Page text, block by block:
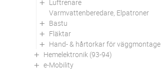
Luftrenare
Varmvattenberedare, Elpatroner
Bastu
Fläktar
Hand- & hårtorkar för väggmontage
Hemelektronik (93-94)
e-Mobility